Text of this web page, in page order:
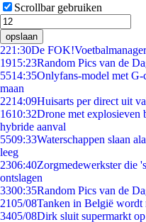
Scrollbar gebruiken
opslaan
221:30De
1915:23Random Pics van de
5514:35Onlyfans-model met
maan
2214:09Huisarts per direct uit
1610:32Drone met
hybride aanval
5509:33Waterschappen slaan
leeg
2306:40Zorgmedewerkster die
ontslagen
3300:35Random Pics van de
2105/08Tanken in België wordt
3405/08Dirk sluit supermarkt